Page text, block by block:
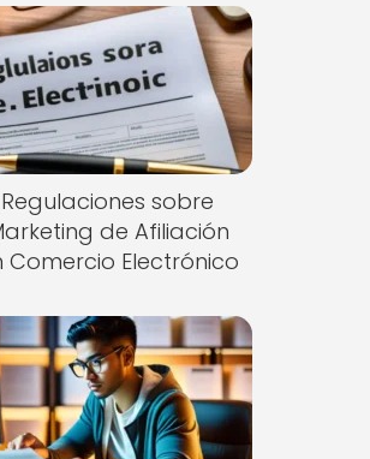
Regulaciones sobre
de Afiliación
Comercio Electrónico